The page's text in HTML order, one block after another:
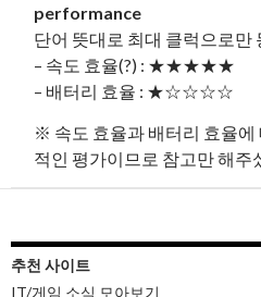
performance
단어 뜻대로 최대 클럭으로만
– 속도 효율(?) : ★★★★★
– 배터리 효율 : ★☆☆☆☆
※ 속도 효율과 배터리 효율에
적인 평가이므로 참고만 해주
추천 사이트
IT/게임 소식 모아보기